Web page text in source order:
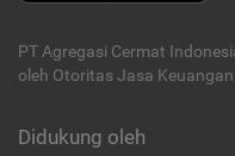
PT Agregasi Cermat
oleh Otoritas Jasa
Didukung oleh